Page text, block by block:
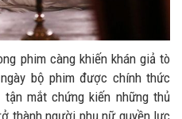
phim càng khiến khán giả tò
bộ phim được chính thức
mắt chứng kiến những thủ
thành người phụ nữ quyền lực